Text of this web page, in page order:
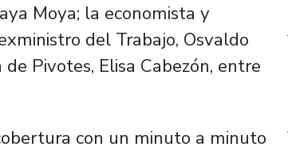
Moya; la economista y
del Trabajo, Osvaldo
Pivotes, Elisa Cabezón, entre
con un minuto a minuto